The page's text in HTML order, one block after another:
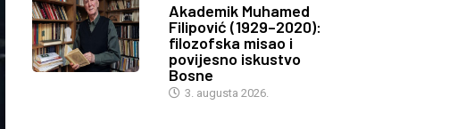
Akademik Muhamed
Filipović (1929–2020):
filozofska misao i
povijesno iskustvo
Bosne
3. augusta 2026.